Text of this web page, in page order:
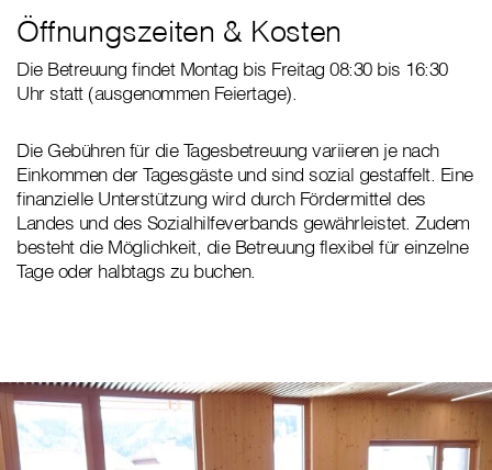
Öffnungszeiten & Kosten
Die Betreuung findet Montag bis Freitag 08:30 bis 16:30
Uhr statt (ausgenommen Feiertage).
Die Gebühren für die Tagesbetreuung variieren je nach
Einkommen der Tagesgäste und sind sozial gestaffelt. Eine
finanzielle Unterstützung wird durch Fördermittel des
Landes und des Sozialhilfeverbands gewährleistet. Zudem
besteht die Möglichkeit, die Betreuung flexibel für einzelne
Tage oder halbtags zu buchen.